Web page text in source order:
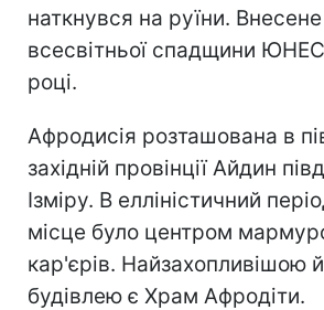
наткнувся на руїни.
всесвітньої спадщини
році.
Афродисія розташована в
західній провінції Айдин
Ізміру. В елліністичний
місце було центром
кар'єрів. Найзахопливішою
будівлею є Храм Афродіти.